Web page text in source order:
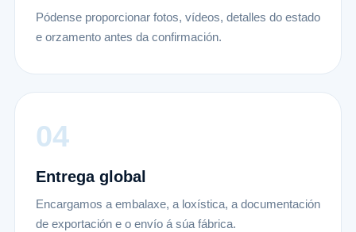
Pódense proporcionar fotos, vídeos, detalles do estado
e orzamento antes da confirmación.
Entrega global
Encargamos a embalaxe, a loxística, a documentación
de exportación e o envío á súa fábrica.